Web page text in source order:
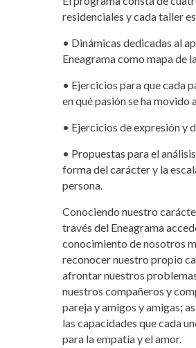
residenciales y cada taller
• Dinámicas dedicadas al
Eneagrama como mapa de
• Ejercicios para que cada
en qué pasión se ha movido
• Ejercicios de expresión y
• Propuestas para el
forma del carácter y la
persona.
Conociendo nuestro
través del Eneagrama
conocimiento de nosotros
reconocer nuestro propio
afrontar nuestros
nuestros compañeros y
pareja y amigos y amigas;
las capacidades que cada
para la empatía y el amor.